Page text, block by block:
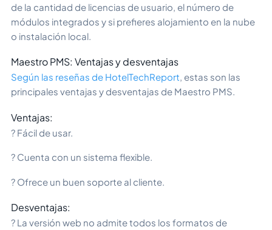
de la cantidad de licencias de usuario, el número de
módulos integrados y si prefieres alojamiento en la nube
o instalación local.
Maestro PMS: Ventajas y desventajas
Según las reseñas de HotelTechReport, estas son las
principales ventajas y desventajas de Maestro PMS.
Ventajas:
? Fácil de usar.
? Cuenta con un sistema flexible.
? Ofrece un buen soporte al cliente.
Desventajas:
? La versión web no admite todos los formatos de